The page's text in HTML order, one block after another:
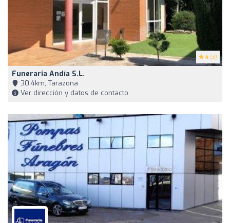
4 (3)
Funeraria Andía S.L.
30,4km, Tarazona
Ver dirección y datos de contacto